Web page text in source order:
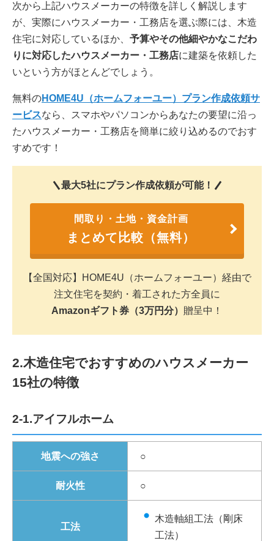
次から上記ハウスメーカーの特徴を詳しく解説します
が、実際にハウスメーカー・工務店を選ぶ際には、木造
住宅に対応しているほか、 予算やその他細やかなこだわ
りに対応したハウスメーカー・工務店に建築を依頼した
いという方がほとんどでしょう。
無料のHOME4U（ホームフォーユー）プラン作成依頼サ
ービスなら、スマホやパソコンからあなたの要望に沿っ
たハウスメーカー・工務店を簡単に絞り込めるのでおす
すめです！
最大5社にプラン作成依頼が可能！
間取り・土地・資金計画
まとめて比較（無料）
【全国対応】HOME4U（ホームフォーユー）経由で
注文住宅を契約・着工された方全員に
Amazonギフト券（3万円分） 贈呈中！
2.木造住宅でおすすめのハウスメーカー
15社の特徴
2-1.アイフルホーム
地震への強さ ○
耐火性 ○
工法
木造軸組工法（剛床
工法）